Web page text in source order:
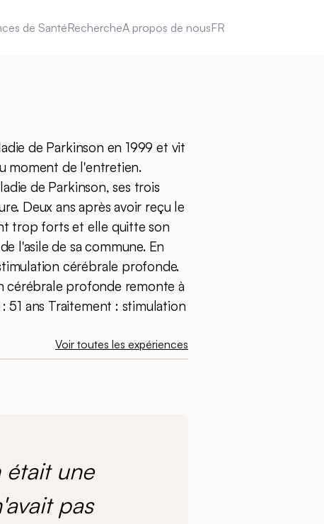
de SantéRechercheA propos de nousFR
de Parkinson en 1999 et vit
moment de l'entretien.
de Parkinson, ses trois
Deux ans après avoir reçu le
trop forts et elle quitte son
l'asile de sa commune. En
cérébrale profonde.
cérébrale profonde remonte à
51 ans Traitement : stimulation
Voir toutes les expériences
était une
pas